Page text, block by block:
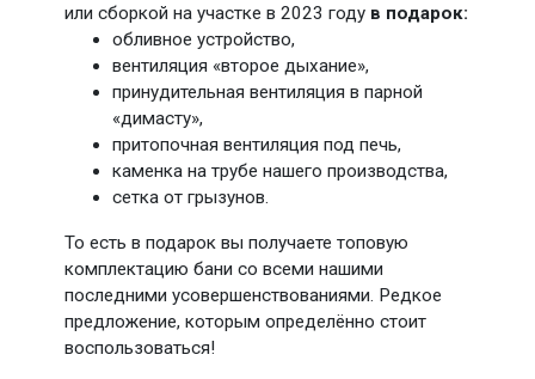
или сборкой на участке в 2023 году в подарок:
обливное устройство,
вентиляция «второе дыхание»,
принудительная вентиляция в парной
«димасту»,
притопочная вентиляция под печь,
каменка на трубе нашего производства,
сетка от грызунов.
То есть в подарок вы получаете топовую
комплектацию бани со всеми нашими
последними усовершенствованиями. Редкое
предложение, которым определённо стоит
воспользоваться!